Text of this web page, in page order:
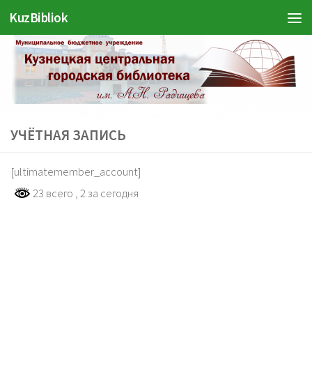
Перейти к содержимому
KuzBibliok
УЧЁТНАЯ ЗАПИСЬ
[ultimatemember_account]
23 всего , 2 за сегодня